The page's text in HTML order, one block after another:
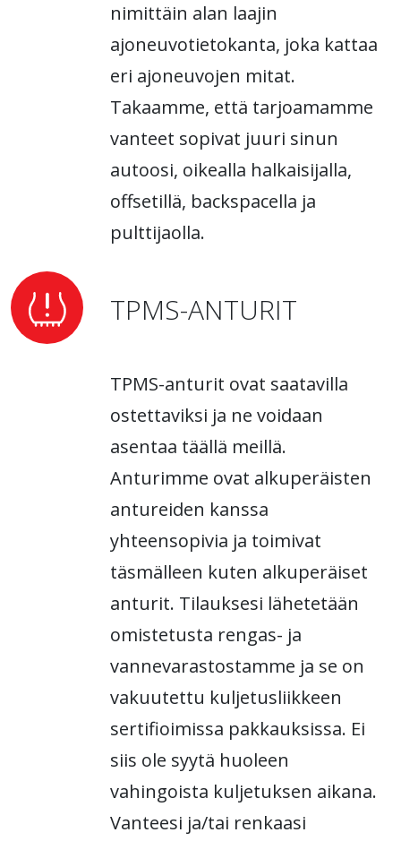
nimittäin alan laajin
ajoneuvotietokanta, joka kattaa
eri ajoneuvojen mitat.
Takaamme, että tarjoamamme
vanteet sopivat juuri sinun
autoosi, oikealla halkaisijalla,
offsetillä, backspacella ja
pulttijaolla.
TPMS-ANTURIT
TPMS-anturit ovat saatavilla
ostettaviksi ja ne voidaan
asentaa täällä meillä.
Anturimme ovat alkuperäisten
antureiden kanssa
yhteensopivia ja toimivat
täsmälleen kuten alkuperäiset
anturit. Tilauksesi lähetetään
omistetusta rengas- ja
vannevarastostamme ja se on
vakuutettu kuljetusliikkeen
sertifioimissa pakkauksissa. Ei
siis ole syytä huoleen
vahingoista kuljetuksen aikana.
Vanteesi ja/tai renkaasi